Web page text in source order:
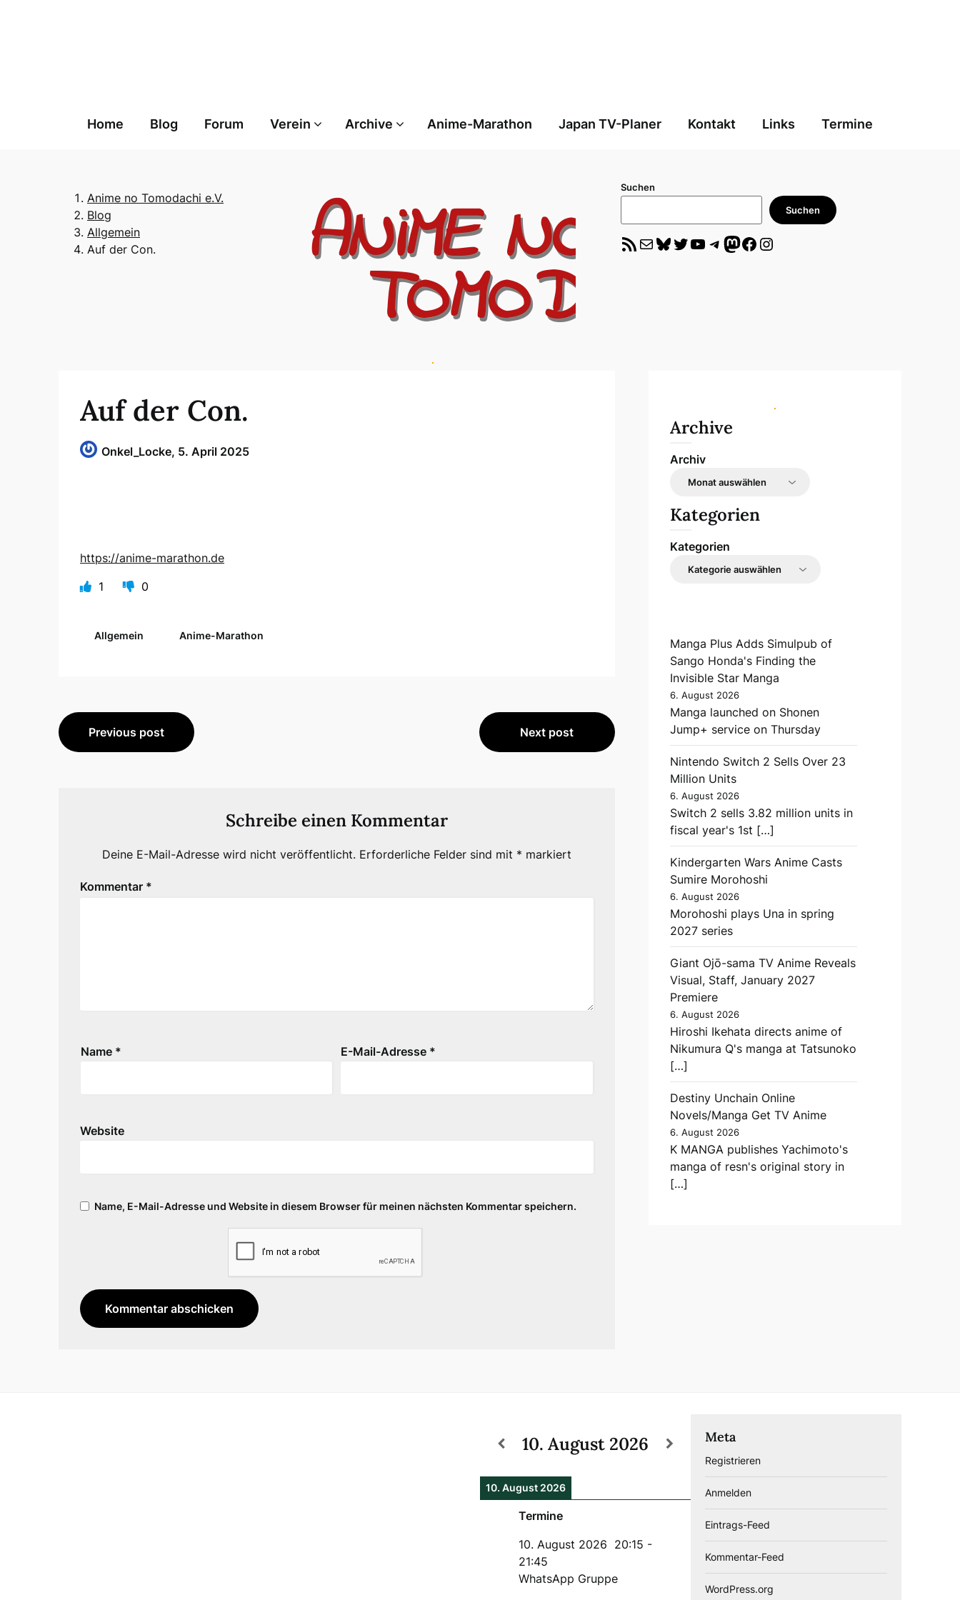
Home Blog Forum Verein Archive Anime-Marathon Japan TV-Planer Kontakt Links Termine
Anime no Tomodachi e.V.
Blog
Allgemein
Auf der Con.
Suchen
Suchen
RSS-Feed E-Mail Bluesky Twitter YouTube Telegram Mastodon Facebook Instagram
Auf der Con.
Onkel_Locke, 5. April 2025
https://anime-marathon.de
1
0
Allgemein Anime-Marathon
Beitragsnavigation
Previous post Next post
Schreibe einen Kommentar
Deine E-Mail-Adresse wird nicht veröffentlicht. Erforderliche Felder sind mit * markiert
Kommentar *
Name * E-Mail-Adresse *
Website
Name, E-Mail-Adresse und Website in diesem Browser für meinen nächsten Kommentar speichern.
Archive
Archiv
Kategorien
Kategorien
Manga Plus Adds Simulpub of
Sango Honda's Finding the
Invisible Star Manga
6. August 2026
Manga launched on Shonen
Jump+ service on Thursday
Nintendo Switch 2 Sells Over 23
Million Units
6. August 2026
Switch 2 sells 3.82 million units in
fiscal year's 1st […]
Kindergarten Wars Anime Casts
Sumire Morohoshi
6. August 2026
Morohoshi plays Una in spring
2027 series
Giant Ojō-sama TV Anime Reveals
Visual, Staff, January 2027
Premiere
6. August 2026
Hiroshi Ikehata directs anime of
Nikumura Q's manga at Tatsunoko
[…]
Destiny Unchain Online
Novels/Manga Get TV Anime
6. August 2026
K MANGA publishes Yachimoto's
manga of resn's original story in
[…]
10. August 2026
10. August 2026
Termine
10. August 2026 20:15 -
21:45
WhatsApp Gruppe
Meta
Registrieren
Anmelden
Eintrags-Feed
Kommentar-Feed
WordPress.org